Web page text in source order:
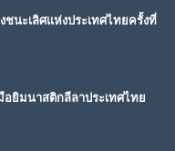
ชนะเลิศแห่งประเทศไทยครั้งที่
ยิมนาสติกลีลาประเทศไทย